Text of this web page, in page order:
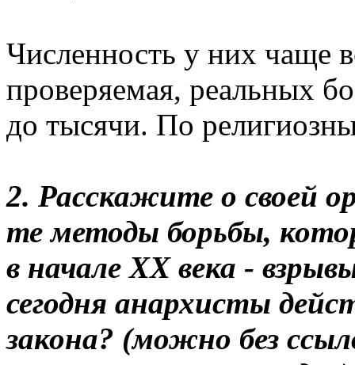
Численность у них чаще
проверяемая, реальных
до тысячи. По
2. Расскажите о своей
те методы борьбы,
в начале ХХ века -
сегодня анархисты
закона? (можно без